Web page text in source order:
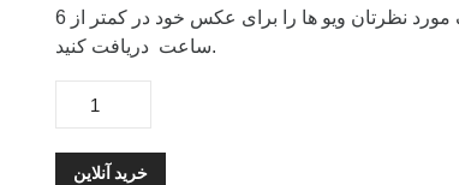
به آسانی میتوانید پس از خرید این بسته و دادن لینک مورد نظرتان ویو ها را برای عکس خود در کمتر از 6
ساعت دریافت کنید.
خرید آنلاین